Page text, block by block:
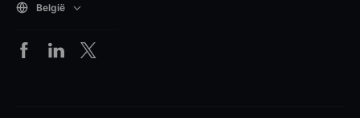
België